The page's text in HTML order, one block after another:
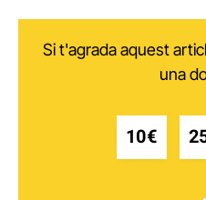
Si t'agrada aquest
una
10€